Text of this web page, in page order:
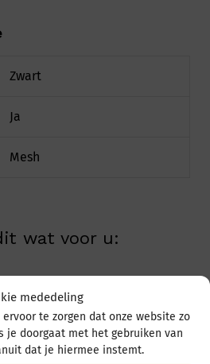
mededeling
te zorgen dat onze website zo
je doorgaat met het gebruiken van
dat je hiermee instemt.
Zwart
Ja
Mesh
wat voor u: